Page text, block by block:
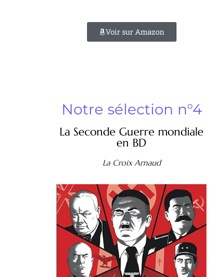
Voir sur Amazon
Notre sélection n°4
La Seconde Guerre mondiale
en BD
La Croix Arnaud